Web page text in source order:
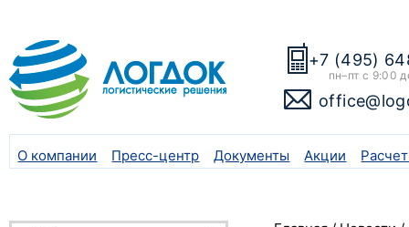
+7 (495)
пн–пт с 9:00
О компании Пресс-центр Документы Акции